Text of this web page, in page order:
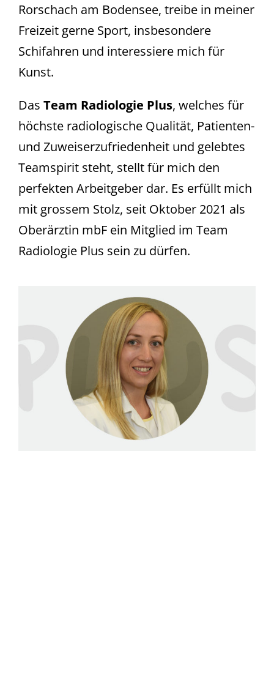
Rorschach am Bodensee, treibe in meiner
Freizeit gerne Sport, insbesondere
Schifahren und interessiere mich für
Kunst.
Das Team Radiologie Plus, welches für
höchste radiologische Qualität, Patienten-
und Zuweiserzufriedenheit und gelebtes
Teamspirit steht, stellt für mich den
perfekten Arbeitgeber dar. Es erfüllt mich
mit grossem Stolz, seit Oktober 2021 als
Oberärztin mbF ein Mitglied im Team
Radiologie Plus sein zu dürfen.